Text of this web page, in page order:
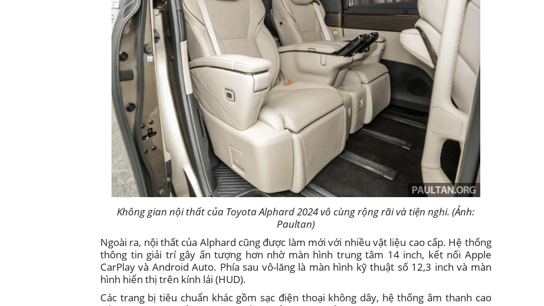
Không gian nội thất của Toyota Alphard 2024 vô cùng rộng rãi và tiện nghi. (Ảnh:
Paultan)
Ngoài ra, nội thất của Alphard cũng được làm mới với nhiều vật liệu cao cấp. Hệ thống
thông tin giải trí gây ấn tượng hơn nhờ màn hình trung tâm 14 inch, kết nối Apple
CarPlay và Android Auto. Phía sau vô-lăng là màn hình kỹ thuật số 12,3 inch và màn
hình hiển thị trên kính lái (HUD).
Các trang bị tiêu chuẩn khác gồm sạc điện thoại không dây, hệ thống âm thanh cao